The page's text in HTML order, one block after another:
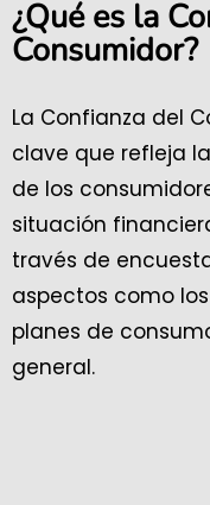
¿Qué es la
Consumidor?
La Confianza del
clave que refleja
de los
situación
través de
aspectos como
planes de
general.